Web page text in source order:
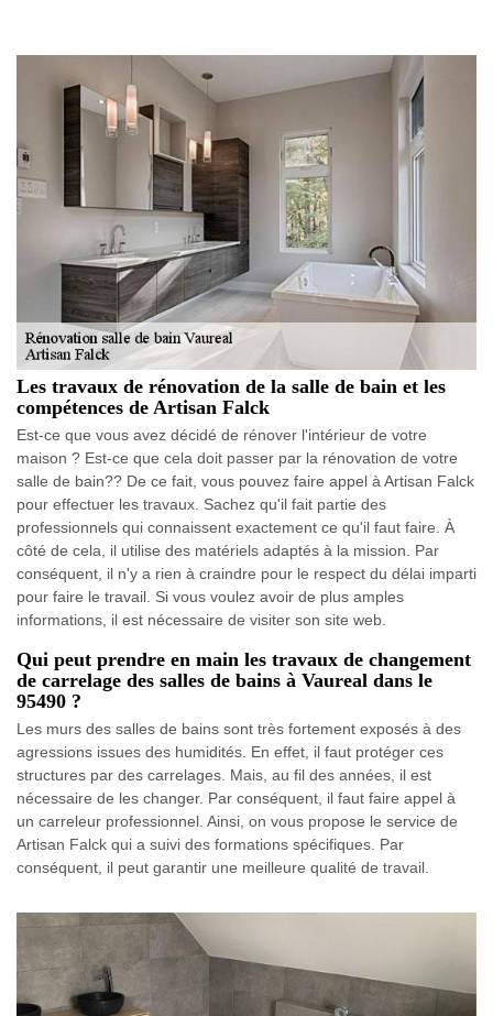
Les travaux de rénovation de la salle de bain et les
compétences de Artisan Falck
Est-ce que vous avez décidé de rénover l'intérieur de votre
maison ? Est-ce que cela doit passer par la rénovation de votre
salle de bain?? De ce fait, vous pouvez faire appel à Artisan Falck
pour effectuer les travaux. Sachez qu'il fait partie des
professionnels qui connaissent exactement ce qu'il faut faire. À
côté de cela, il utilise des matériels adaptés à la mission. Par
conséquent, il n'y a rien à craindre pour le respect du délai imparti
pour faire le travail. Si vous voulez avoir de plus amples
informations, il est nécessaire de visiter son site web.
Qui peut prendre en main les travaux de changement
de carrelage des salles de bains à Vaureal dans le
95490 ?
Les murs des salles de bains sont très fortement exposés à des
agressions issues des humidités. En effet, il faut protéger ces
structures par des carrelages. Mais, au fil des années, il est
nécessaire de les changer. Par conséquent, il faut faire appel à
un carreleur professionnel. Ainsi, on vous propose le service de
Artisan Falck qui a suivi des formations spécifiques. Par
conséquent, il peut garantir une meilleure qualité de travail.